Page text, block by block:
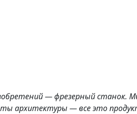
— фрезерный станок.
архитектуры — все это